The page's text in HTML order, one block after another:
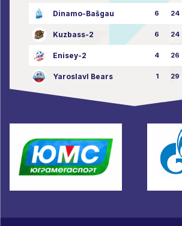
Dinamo-Bašgau 6 24
Kuzbass-2 6 24
Enisey-2 4 26
Yaroslavl Bears 1 29